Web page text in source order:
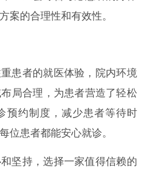
案的合理性和有效性。
患者的就医体验，院内环境
局合理，为患者营造了轻松
预约制度，减少患者等待时
位患者都能安心就诊。
坚持，选择一家值得信赖的